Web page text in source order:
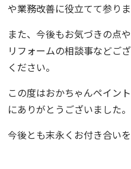
や業務改善に役立てて参りま
また、今後もお気づきの点
リフォームの相談事などご
ください。
この度はおかちゃんペイント
にありがとうございました。
今後とも末永くお付き合い